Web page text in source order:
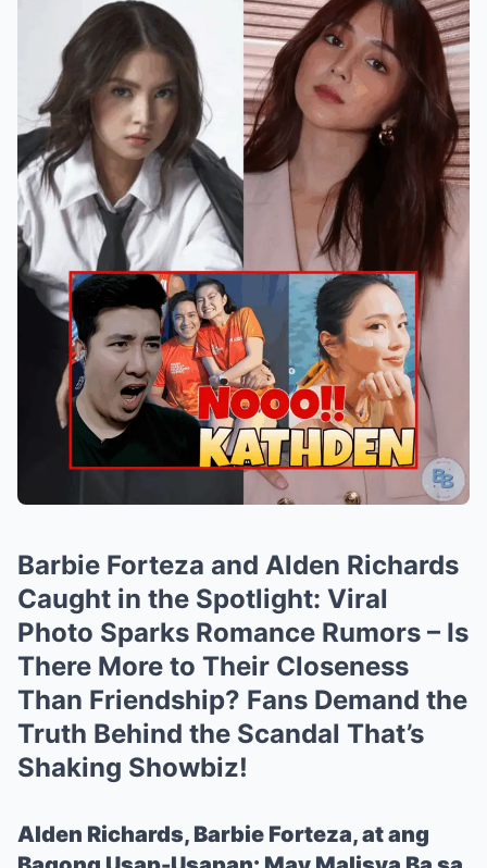
Barbie Forteza and Alden Richards
Caught in the Spotlight: Viral
Photo Sparks Romance Rumors – Is
There More to Their Closeness
Than Friendship? Fans Demand the
Truth Behind the Scandal That’s
Shaking Showbiz!
Alden Richards, Barbie Forteza, at ang